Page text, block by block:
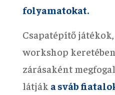
folyamatokat.
Csapatépítő
workshop
zárásaként
látják a sváb